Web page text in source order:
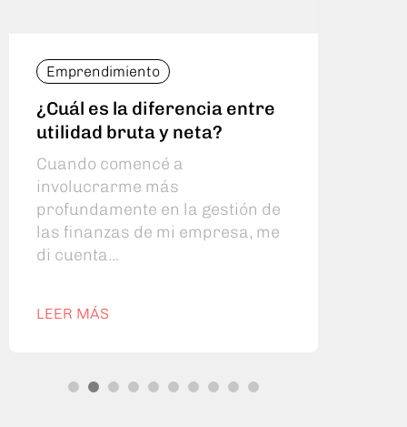
Emprendimiento
¿Cuál es la diferencia entre
utilidad bruta y neta?
Cuando comencé a
involucrarme más
profundamente en la gestión de
las finanzas de mi empresa, me
di cuenta...
LEER MÁS